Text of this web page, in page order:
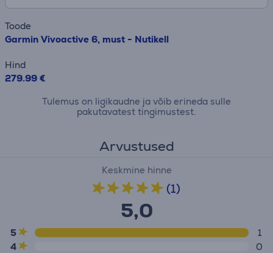
Toode
Garmin Vivoactive 6, must - Nutikell
Hind
279.99 €
Tulemus on ligikaudne ja võib erineda sulle
pakutavatest tingimustest.
Arvustused
Keskmine hinne
(1)
5,0
5
1
4
0